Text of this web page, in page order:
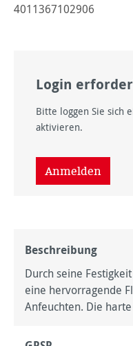
4011367102906
Login
Bitte loggen Sie sich
aktivieren.
Anmelden
Beschreibung
Durch seine
eine hervorragende
Anfeuchten. Die